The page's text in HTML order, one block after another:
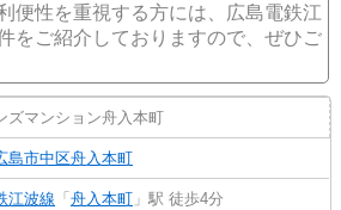
便性を重視する方には、広島電鉄江
をご紹介しておりますので、ぜひご
ズマンション舟入本町
島市中区舟入本町
江波線 「舟入本町 」駅 徒歩4分